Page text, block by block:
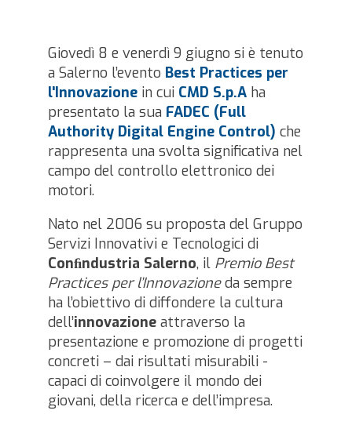
Giovedì 8 e venerdì 9 giugno si è tenuto
a Salerno l’evento Best Practices per
l'Innovazionein cui CMD S.p.Aha
presentato la sua FADEC (Full
Authority Digital Engine Control) che
rappresenta una svolta significativa nel
campo del controllo elettronico dei
motori.
Nato nel 2006 su proposta del Gruppo
Servizi Innovativi e Tecnologici di
Conﬁndustria Salerno, il Premio Best
Practices per l’Innovazioneda sempre
ha l’obiettivo di diffondere la cultura
dell’innovazioneattraverso la
presentazione e promozione di progetti
concreti – dai risultati misurabili -
capaci di coinvolgere il mondo dei
giovani, della ricerca e dell’impresa.